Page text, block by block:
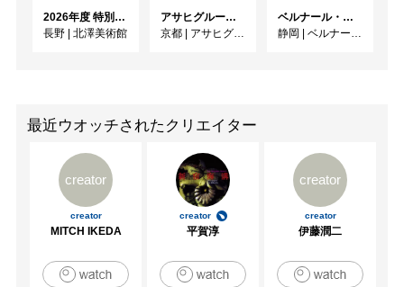
2026年度 特別展「ガレとドーム、アール･ヌーヴォーのガラス 水辺のやすらぎ、海の神秘」
長野 | 北澤美術館
アサヒグループ大山崎山荘美術館 開館30周年記念展「没後100年 クロード・モネ」
京都 | アサヒグループ大山崎山荘美術館
ベルナール・ビュフェと写真 ーカメラがとらえたビュフェとその時代、そして21 世紀へ
静岡 | ベルナール・ビュフェ美術館
最近ウオッチされたクリエイター
creator
creator
MITCH IKEDA
creator
平賀淳
creator
creator
伊藤潤二